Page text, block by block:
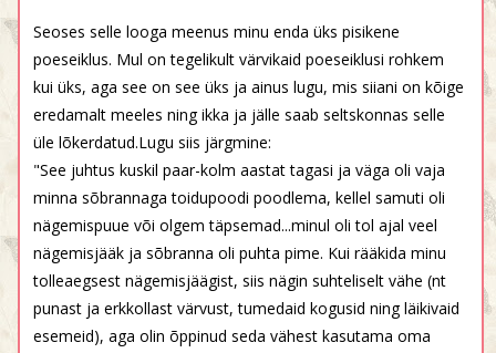
Seoses selle looga meenus minu enda üks pisikene
poeseiklus. Mul on tegelikult värvikaid poeseiklusi rohkem
kui üks, aga see on see üks ja ainus lugu, mis siiani on kõige
eredamalt meeles ning ikka ja jälle saab seltskonnas selle
üle lõkerdatud.Lugu siis järgmine:
"See juhtus kuskil paar-kolm aastat tagasi ja väga oli vaja
minna sõbrannaga toidupoodi poodlema, kellel samuti oli
nägemispuue või olgem täpsemad...minul oli tol ajal veel
nägemisjääk ja sõbranna oli puhta pime. Kui rääkida minu
tolleaegsest nägemisjäägist, siis nägin suhteliselt vähe (nt
punast ja erkkollast värvust, tumedaid kogusid ning läikivaid
esemeid), aga olin õppinud seda vähest kasutama oma